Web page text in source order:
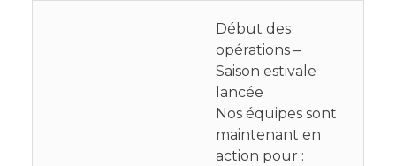
Début des
opérations –
Saison estivale
lancée
Nos équipes sont
maintenant en
action pour :